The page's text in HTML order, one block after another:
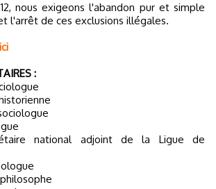
nous exigeons l'abandon pur et simple
l'arrêt de ces exclusions illégales.
ici
:
national adjoint de la Ligue de